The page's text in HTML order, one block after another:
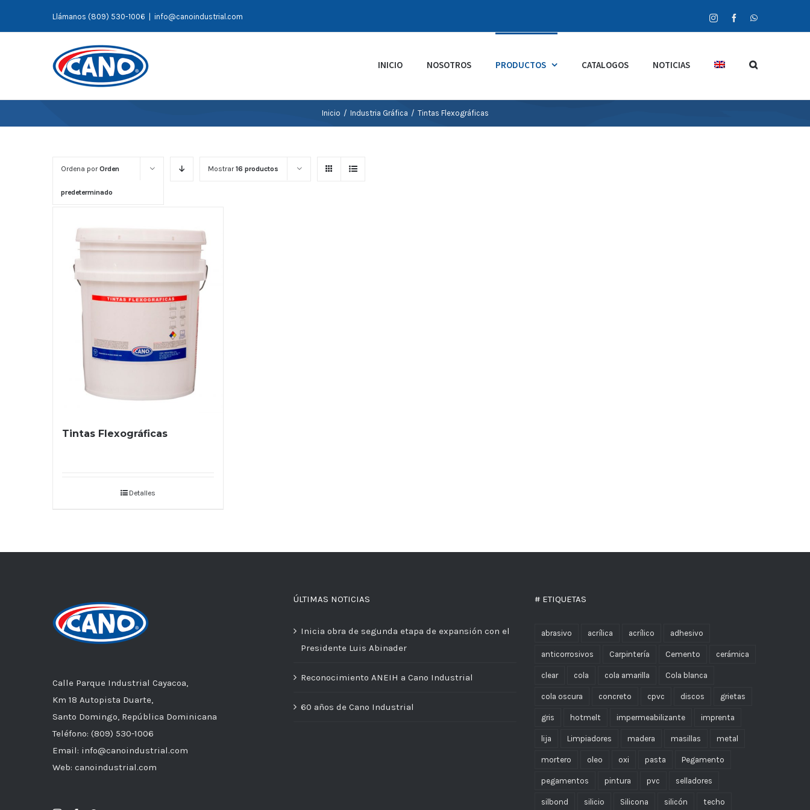
Llámanos (809) 530-1006 info@canoindustrial.com InstagramFacebookWhatsApp
INICIO NOSOTROS PRODUCTOS CATALOGOS NOTICIAS
Inicio / Industria Gráfica / Tintas Flexográficas
Ordena porOrden
predeterminado
Mostrar16 productos
Tintas Flexográficas
Detalles
Calle Parque Industrial Cayacoa,
Km 18 Autopista Duarte,
Santo Domingo, República Dominicana
Teléfono: (809) 530-1006
Email: info@canoindustrial.com
Web: canoindustrial.com
ÚLTIMAS NOTICIAS
Inicia obra de segunda etapa de expansión con el
Presidente Luis Abinader
Reconocimiento ANEIH a Cano Industrial
60 años de Cano Industrial
# ETIQUETAS
abrasivo acrílica acrílico adhesivo
anticorrosivos Carpintería Cemento cerámica
clear cola cola amarilla Cola blanca
cola oscura concreto cpvc discos grietas
gris hotmelt impermeabilizante imprenta
lija Limpiadores madera masillas metal
mortero oleo oxi pasta Pegamento
pegamentos pintura pvc selladores
silbond silicio Silicona silicón techo